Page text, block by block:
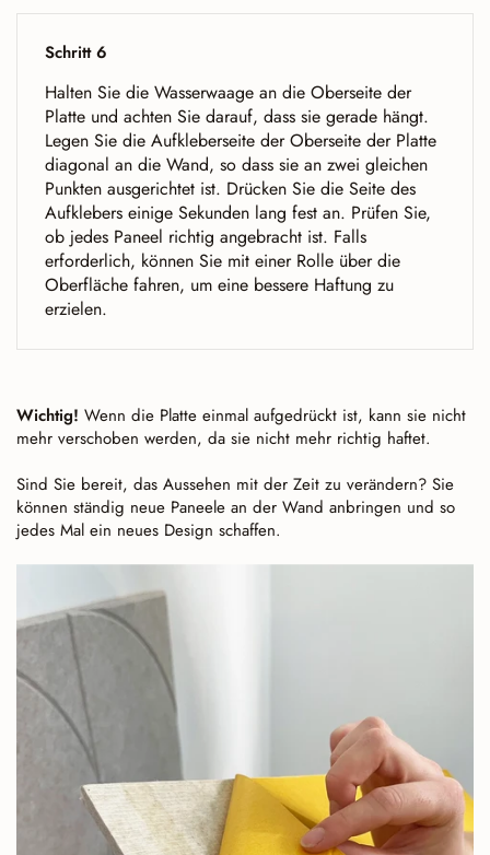
Schritt 6
Halten Sie die Wasserwaage an die Oberseite der
Platte und achten Sie darauf, dass sie gerade hängt.
Legen Sie die Aufkleberseite der Oberseite der Platte
diagonal an die Wand, so dass sie an zwei gleichen
Punkten ausgerichtet ist. Drücken Sie die Seite des
Aufklebers einige Sekunden lang fest an. Prüfen Sie,
ob jedes Paneel richtig angebracht ist. Falls
erforderlich, können Sie mit einer Rolle über die
Oberfläche fahren, um eine bessere Haftung zu
erzielen.
Wichtig! Wenn die Platte einmal aufgedrückt ist, kann sie nicht
mehr verschoben werden, da sie nicht mehr richtig haftet.
Sind Sie bereit, das Aussehen mit der Zeit zu verändern? Sie
können ständig neue Paneele an der Wand anbringen und so
jedes Mal ein neues Design schaffen.